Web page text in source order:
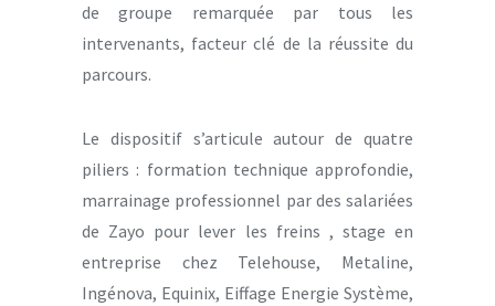
de groupe remarquée par tous les
intervenants, facteur clé de la réussite du
parcours.
Le dispositif s’articule autour de quatre
piliers : formation technique approfondie,
marrainage professionnel par des salariées
de Zayo pour lever les freins , stage en
entreprise chez Telehouse, Metaline,
Ingénova, Equinix, Eiffage Energie Système,